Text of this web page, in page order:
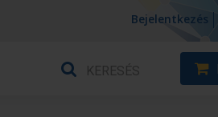
Bejelentkezés